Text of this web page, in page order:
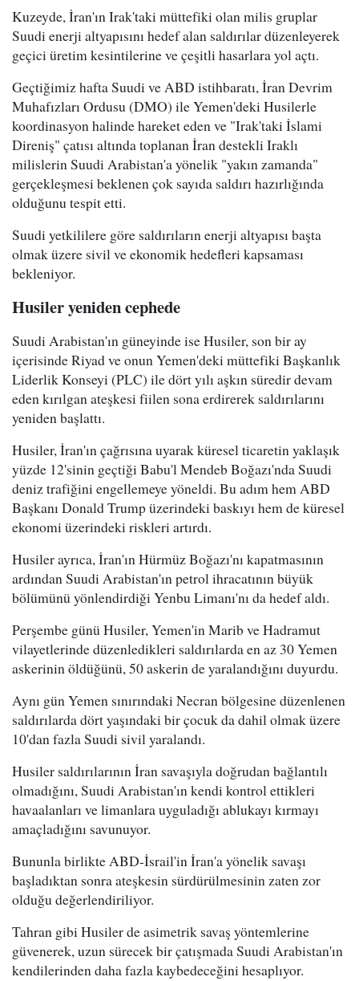
Kuzeyde, İran'ın Irak'taki müttefiki olan milis gruplar
Suudi enerji altyapısını hedef alan saldırılar düzenleyerek
geçici üretim kesintilerine ve çeşitli hasarlara yol açtı.
Geçtiğimiz hafta Suudi ve ABD istihbaratı, İran Devrim
Muhafızları Ordusu (DMO) ile Yemen'deki Husilerle
koordinasyon halinde hareket eden ve "Irak'taki İslami
Direniş" çatısı altında toplanan İran destekli Iraklı
milislerin Suudi Arabistan'a yönelik "yakın zamanda"
gerçekleşmesi beklenen çok sayıda saldırı hazırlığında
olduğunu tespit etti.
Suudi yetkililere göre saldırıların enerji altyapısı başta
olmak üzere sivil ve ekonomik hedefleri kapsaması
bekleniyor.
Husiler yeniden cephede
Suudi Arabistan'ın güneyinde ise Husiler, son bir ay
içerisinde Riyad ve onun Yemen'deki müttefiki Başkanlık
Liderlik Konseyi (PLC) ile dört yılı aşkın süredir devam
eden kırılgan ateşkesi fiilen sona erdirerek saldırılarını
yeniden başlattı.
Husiler, İran'ın çağrısına uyarak küresel ticaretin yaklaşık
yüzde 12'sinin geçtiği Babu'l Mendeb Boğazı'nda Suudi
deniz trafiğini engellemeye yöneldi. Bu adım hem ABD
Başkanı Donald Trump üzerindeki baskıyı hem de küresel
ekonomi üzerindeki riskleri artırdı.
Husiler ayrıca, İran'ın Hürmüz Boğazı'nı kapatmasının
ardından Suudi Arabistan'ın petrol ihracatının büyük
bölümünü yönlendirdiği Yenbu Limanı'nı da hedef aldı.
Perşembe günü Husiler, Yemen'in Marib ve Hadramut
vilayetlerinde düzenledikleri saldırılarda en az 30 Yemen
askerinin öldüğünü, 50 askerin de yaralandığını duyurdu.
Aynı gün Yemen sınırındaki Necran bölgesine düzenlenen
saldırılarda dört yaşındaki bir çocuk da dahil olmak üzere
10'dan fazla Suudi sivil yaralandı.
Husiler saldırılarının İran savaşıyla doğrudan bağlantılı
olmadığını, Suudi Arabistan'ın kendi kontrol ettikleri
havaalanları ve limanlara uyguladığı ablukayı kırmayı
amaçladığını savunuyor.
Bununla birlikte ABD-İsrail'in İran'a yönelik savaşı
başladıktan sonra ateşkesin sürdürülmesinin zaten zor
olduğu değerlendiriliyor.
Tahran gibi Husiler de asimetrik savaş yöntemlerine
güvenerek, uzun sürecek bir çatışmada Suudi Arabistan'ın
kendilerinden daha fazla kaybedeceğini hesaplıyor.